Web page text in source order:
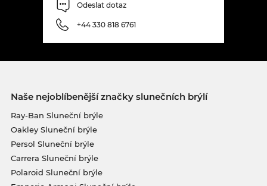
Odeslat dotaz
+44 330 818 6761
Naše nejoblíbenější značky slunečních brýlí
Ray-Ban Sluneční brýle
Oakley Sluneční brýle
Persol Sluneční brýle
Carrera Sluneční brýle
Polaroid Sluneční brýle